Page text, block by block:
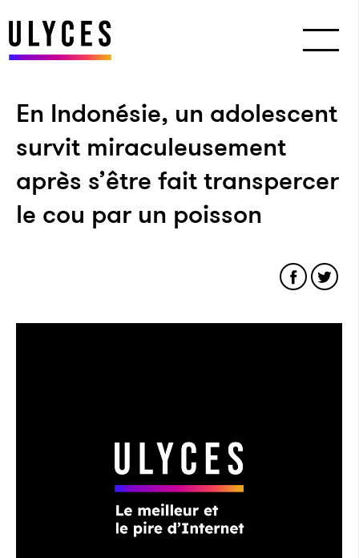
En Indonésie, un adolescent
survit miraculeusement
après s’être fait transpercer
le cou par un poisson